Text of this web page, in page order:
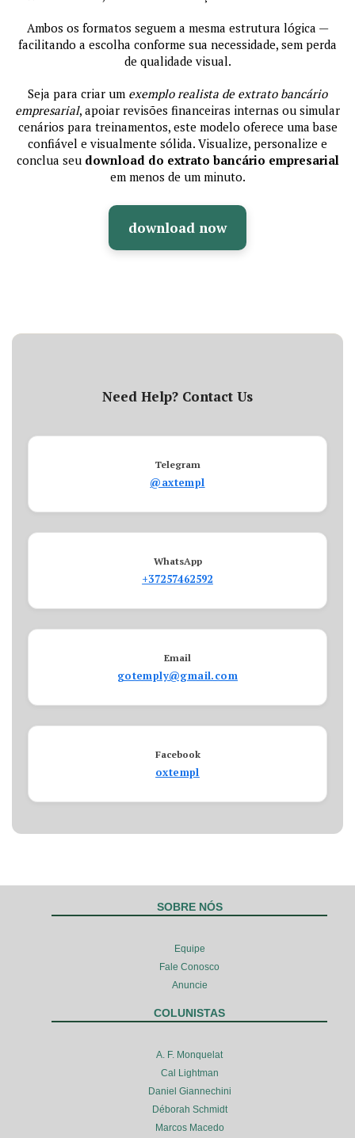
Ambos os formatos seguem a mesma estrutura lógica —
facilitando a escolha conforme sua necessidade, sem perda
de qualidade visual.
Seja para criar um exemplo realista de extrato bancário
empresarial, apoiar revisões financeiras internas ou simular
cenários para treinamentos, este modelo oferece uma base
confiável e visualmente sólida. Visualize, personalize e
conclua seu download do extrato bancário empresarial
em menos de um minuto.
download now
Need Help? Contact Us
Telegram
@axtempl
WhatsApp
+37257462592
Email
gotemply@gmail.com
Facebook
oxtempl
SOBRE NÓS
Equipe
Fale Conosco
Anuncie
COLUNISTAS
A. F. Monquelat
Cal Lightman
Daniel Giannechini
Déborah Schmidt
Marcos Macedo